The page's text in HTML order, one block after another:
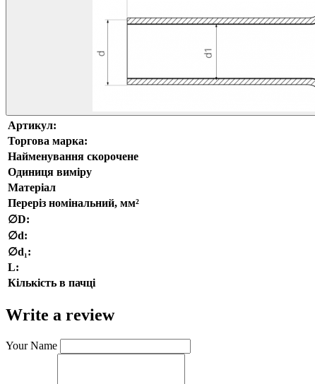
Артикул:
Торгова марка:
Найменування скорочене
Одиниця виміру
Матеріал
Переріз номінальний, мм²
∅D:
∅d:
∅d₁:
L:
Кількість в пачці
Write a review
Your Name